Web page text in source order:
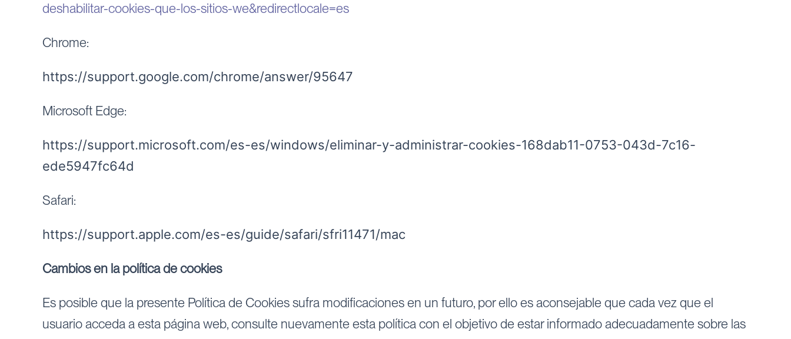
deshabilitar-cookies-que-los-sitios-we&redirectlocale=es
Chrome:
https://support.google.com/chrome/answer/95647
Microsoft Edge:
https://support.microsoft.com/es-es/windows/eliminar-y-administrar-cookies-168dab11-0753-043d-7c16-
ede5947fc64d
Safari:
https://support.apple.com/es-es/guide/safari/sfri11471/mac
Cambios en la política de cookies
Es posible que la presente Política de Cookies sufra modificaciones en un futuro, por ello es aconsejable que cada vez que el
usuario acceda a esta página web, consulte nuevamente esta política con el objetivo de estar informado adecuadamente sobre las